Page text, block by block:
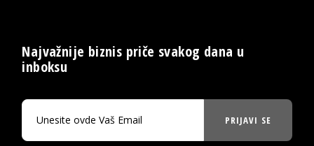
Najvažnije biznis priče svakog dana u
inboksu
PRIJAVI SE